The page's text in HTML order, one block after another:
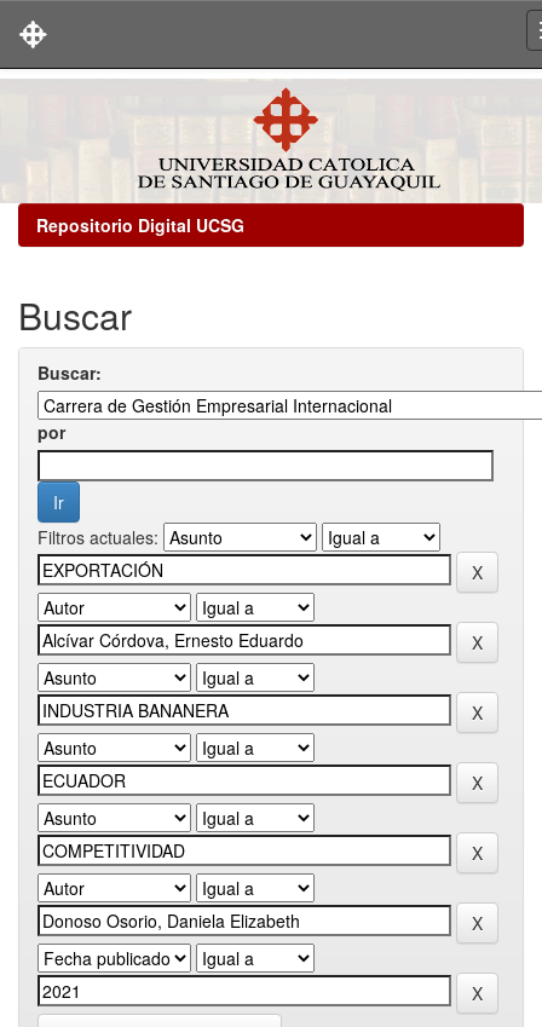
Repositorio Digital UCSG
Buscar
Buscar:
por
Filtros actuales: